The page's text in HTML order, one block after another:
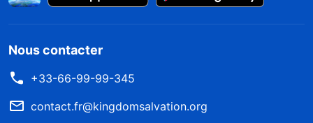
Nous contacter
+33-66-99-99-345
contact.fr@kingdomsalvation.org